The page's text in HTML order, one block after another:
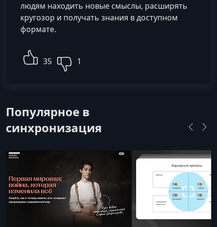
людям находить новые смыслы, расширять
кругозор и получать знания в доступном
формате.
35 1
Популярное в
синхронизация